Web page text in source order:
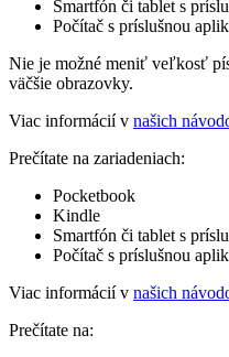
Smartfón či tablet s
Počítač s príslušnou
Nie je možné meniť veľkosť
väčšie obrazovky.
Viac informácií v našich
Prečítate na zariadeniach:
Pocketbook
Kindle
Smartfón či tablet s
Počítač s príslušnou
Viac informácií v našich
Prečítate na: